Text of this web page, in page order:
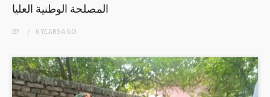
المصلحة الوطنية العليا
BY 6 YEARSAGO